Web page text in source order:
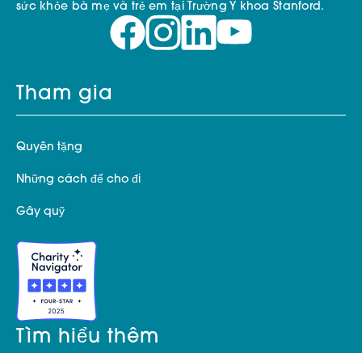
sức khỏe bà mẹ và trẻ em tại Trường Y khoa Stanford.
Tham gia
Quyên tặng
Những cách để cho đi
Gây quỹ
Tìm hiểu thêm